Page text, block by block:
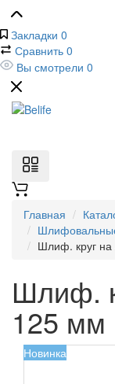
Закладки 0
Сравнить 0
Вы смотрели 0
Главная
Шлиф. круг на
Шлиф.
125 мм
Новинка